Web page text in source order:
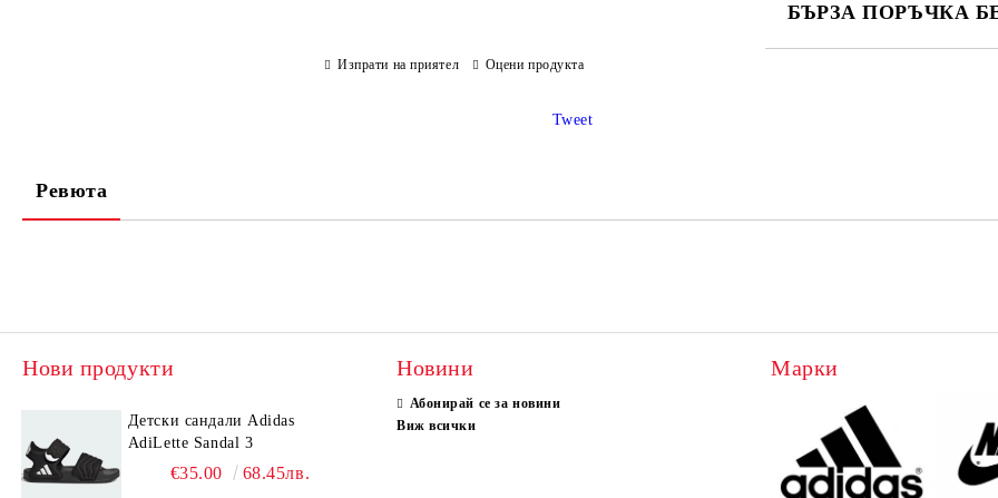
БЪРЗА ПОРЪЧКА
Изпрати на приятел Оцени продукта
Tweet
Ревюта
Нови продукти
Детски сандали Adidas
AdiLette Sandal 3
€35.00 68.45лв.
Новини
Абонирай се за новини
Виж всички
Марки